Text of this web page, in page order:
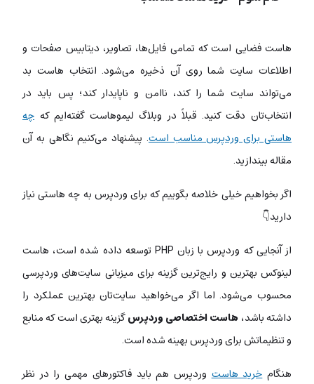
هاست فضایی است که تمامی فایل‌ها، تصاویر، دیتابیس صفحات و
اطلاعات سایت شما روی آن ذخیره می‌شود. انتخاب هاست بد
می‌تواند سایت شما را کند، ناامن و ناپایدار کند؛ پس باید در
انتخاب‌تان دقت کنید. قبلاً در وبلاگ لیموهاست گفته‌ایم که چه
هاستی برای وردپرس مناسب است. پیشنهاد می‌کنیم نگاهی به آن
مقاله بیندازید.
اگر بخواهیم خیلی خلاصه بگوییم که برای وردپرس به چه هاستی نیاز
دارید👇
از آنجایی که وردپرس با زبان PHP توسعه داده شده است، هاست
لینوکس بهترین و رایج‌ترین گزینه برای میزبانی سایت‌های وردپرسی
محسوب می‌شود.اما اگر می‌خواهید سایت‌تان بهترین عملکرد را
داشته باشد، هاست اختصاصی وردپرسگزینه بهتری است که منابع
و تنظیماتش برای وردپرس بهینه شده است.
هنگامخرید هاستوردپرس هم باید فاکتورهای مهمی را در نظر